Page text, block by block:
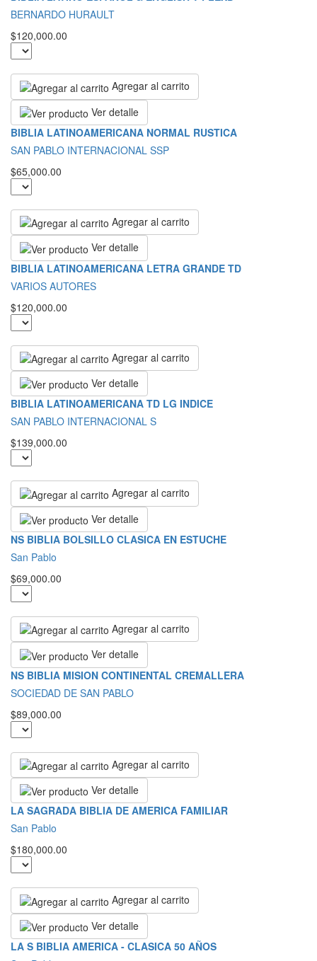
BERNARDO HURAULT
$120,000.00
Agregar al carrito
Ver detalle
BIBLIA LATINOAMERICANA NORMAL RUSTICA
SAN PABLO INTERNACIONAL SSP
$65,000.00
Agregar al carrito
Ver detalle
BIBLIA LATINOAMERICANA LETRA GRANDE TD
VARIOS AUTORES
$120,000.00
Agregar al carrito
Ver detalle
BIBLIA LATINOAMERICANA TD LG INDICE
SAN PABLO INTERNACIONAL S
$139,000.00
Agregar al carrito
Ver detalle
NS BIBLIA BOLSILLO CLASICA EN ESTUCHE
San Pablo
$69,000.00
Agregar al carrito
Ver detalle
NS BIBLIA MISION CONTINENTAL CREMALLERA
SOCIEDAD DE SAN PABLO
$89,000.00
Agregar al carrito
Ver detalle
LA SAGRADA BIBLIA DE AMERICA FAMILIAR
San Pablo
$180,000.00
Agregar al carrito
Ver detalle
LA S BIBLIA AMERICA - CLASICA 50 AÑOS